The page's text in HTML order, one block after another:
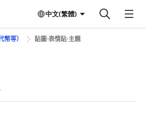
中文(繁體)
等） 貼圖⋅表情貼⋅主題